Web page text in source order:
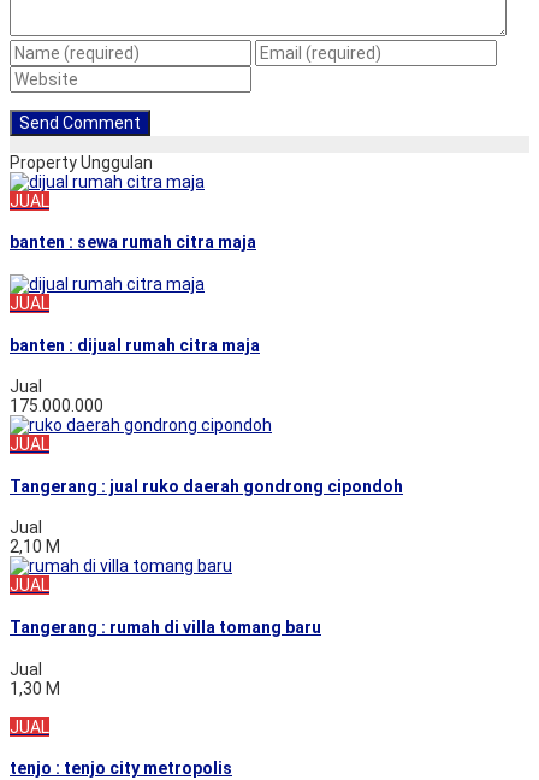
Property Unggulan
JUAL
banten : sewa rumah citra maja
JUAL
banten : dijual rumah citra maja
Jual
175.000.000
JUAL
Tangerang : jual ruko daerah gondrong cipondoh
Jual
2,10 M
JUAL
Tangerang : rumah di villa tomang baru
Jual
1,30 M
JUAL
tenjo : tenjo city metropolis